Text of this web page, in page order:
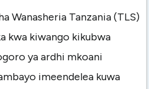
Wanasheria Tanzania (TLS)
kwa kiwango kikubwa
ya ardhi mkoani
imeendelea kuwa